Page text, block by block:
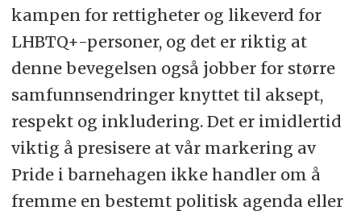
kampen for rettigheter og likeverd for
LHBTQ+-personer, og det er riktig at
denne bevegelsen også jobber for større
samfunnsendringer knyttet til aksept,
respekt og inkludering. Det er imidlertid
viktig å presisere at vår markering av
Pride i barnehagen ikke handler om å
fremme en bestemt politisk agenda eller